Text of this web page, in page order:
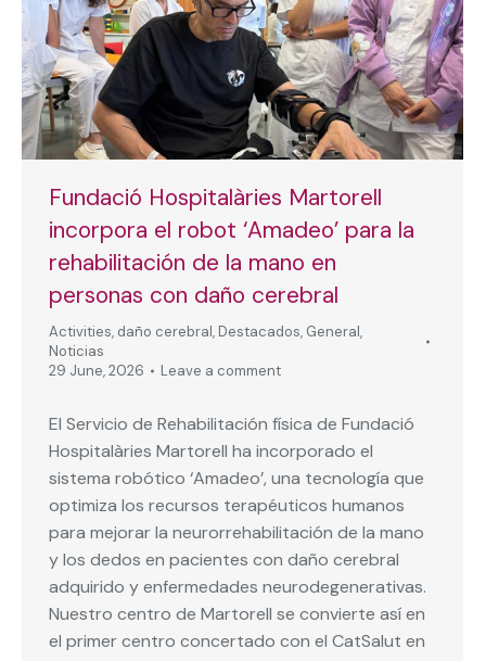
Fundació Hospitalàries Martorell
incorpora el robot ‘Amadeo’ para la
rehabilitación de la mano en
personas con daño cerebral
Activities, daño cerebral, Destacados, General,
Noticias
29 June, 2026
Leave a comment
El Servicio de Rehabilitación física de Fundació
Hospitalàries Martorell ha incorporado el
sistema robótico ‘Amadeo’, una tecnología que
optimiza los recursos terapéuticos humanos
para mejorar la neurorrehabilitación de la mano
y los dedos en pacientes con daño cerebral
adquirido y enfermedades neurodegenerativas.
Nuestro centro de Martorell se convierte así en
el primer centro concertado con el CatSalut en